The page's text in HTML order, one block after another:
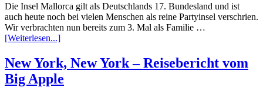
Die Insel Mallorca gilt als Deutschlands 17. Bundesland und ist
auch heute noch bei vielen Menschen als reine Partyinsel verschrien.
Wir verbrachten nun bereits zum 3. Mal als Familie …
[Weiterlesen...]
New York, New York – Reisebericht vom
Big Apple